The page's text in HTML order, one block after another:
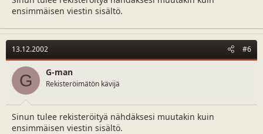
ensimmäisen viestin sisältö.
13.12.2002 #6
G G-man
Rekisteröimätön kävijä
Sinun tulee rekisteröityä nähdäksesi muutakin kuin
ensimmäisen viestin sisältö.